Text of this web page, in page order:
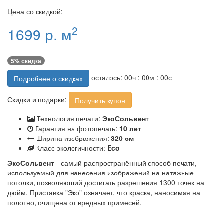
Цена со скидкой:
1699 р. м2
5% скидка
Подробнее о скидках осталось: 00ч : 00м : 00с
Скидки и подарки:
Получить купон
Технология печати: ЭкоСольвент
Гарантия на фотопечать: 10 лет
Ширина изображения: 320 см
Класс экологичности: Eco
ЭкоСольвент - самый распространённый способ печати,
используемый для нанесения изображений на натяжные
потолки, позволяющий достигать разрешения 1300 точек на
дюйм. Приставка "Эко" означает, что краска, наносимая на
полотно, очищена от вредных примесей.